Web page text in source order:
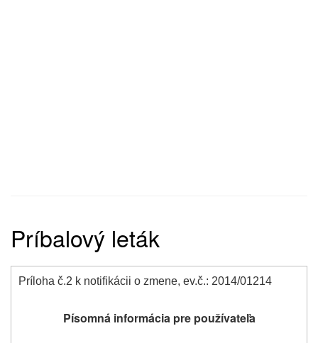
Príbalový leták
Príloha č.2 k notifikácii o zmene, ev.č.: 2014/01214
Písomná informácia pre používateľa